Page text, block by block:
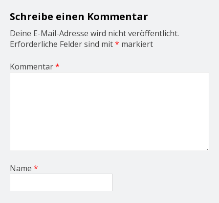
o
n
Schreibe einen Kommentar
Deine E-Mail-Adresse wird nicht veröffentlicht.
Erforderliche Felder sind mit* markiert
Kommentar*
Name *